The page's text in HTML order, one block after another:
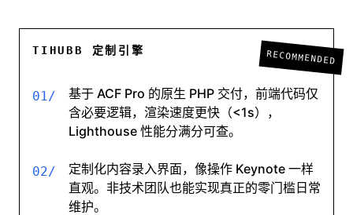
TIHUBB 定制引擎
01/
基于 ACF Pro 的原生 PHP 交付，前端代码仅
含必要逻辑，渲染速度更快（<1s），
Lighthouse 性能分满分可查。
02/
定制化内容录入界面，像操作 Keynote 一样
直观。非技术团队也能实现真正的零门槛日常
维护。
RECOMMENDED